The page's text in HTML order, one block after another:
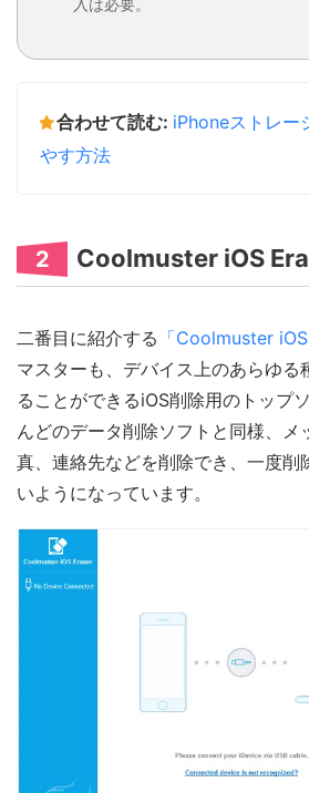
入は必要。
合わせて読む: iPhoneストレー
やす方法
2 Coolmuster iOS
二番目に紹介する 「Coolmuster iOS
マスターも、デバイス上のあらゆる
ることができるiOS削除用のトップ
んどのデータ削除ソフトと同様、メ
真、連絡先などを削除でき、一度削
いようになっています。